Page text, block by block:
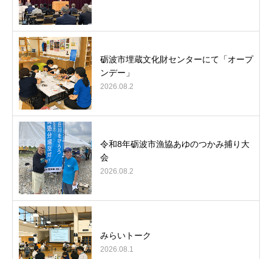
砺波市埋蔵文化財センターにて「オープ
ンデー」
2026.08.2
令和8年砺波市漁協あゆのつかみ捕り大
会
2026.08.2
みらいトーク
2026.08.1